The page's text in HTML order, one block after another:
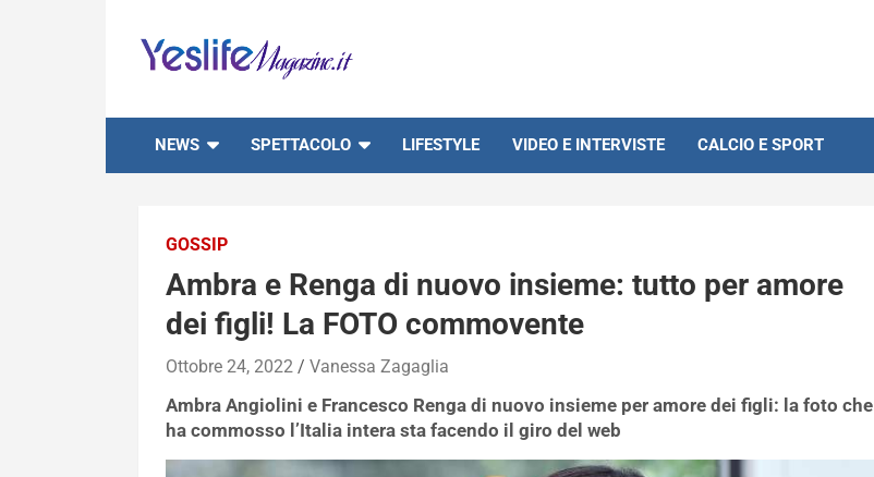
content
NEWS SPETTACOLO LIFESTYLE VIDEO E INTERVISTE CALCIO E SPORT
GOSSIP
Ambra e Renga di nuovo insieme: tutto per amore
dei figli! La FOTO commovente
Ottobre 24, 2022 Vanessa Zagaglia
Ambra Angiolini e Francesco Renga di nuovo insieme per amore dei figli: la foto che
ha commosso l’Italia intera sta facendo il giro del web